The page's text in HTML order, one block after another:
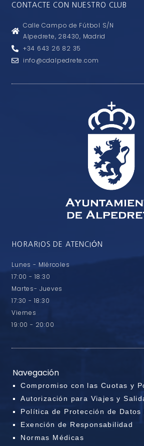
CONTACTE CON NUESTRO CLUB
Calle Campo de Fútbol S/N
Alpedrete, 28430, Madrid
+34 643 26 82 35
info@cdalpedrete.com
HORARIOS DE ATENCIÓN
Lunes - MIércoles
17:00 - 18:30
Martes- Jueves
17:30 - 18:30
Viernes
19:00 - 20:00
Navegación
Compromiso con las Cuotas y
Autorización para Viajes y
Política de Protección de Datos
Exención de Responsabilidad
Normas Médicas